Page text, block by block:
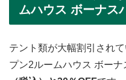
ムハウス ボーナス
テント類が大幅割引され
プン2ルームハウス ボーナ